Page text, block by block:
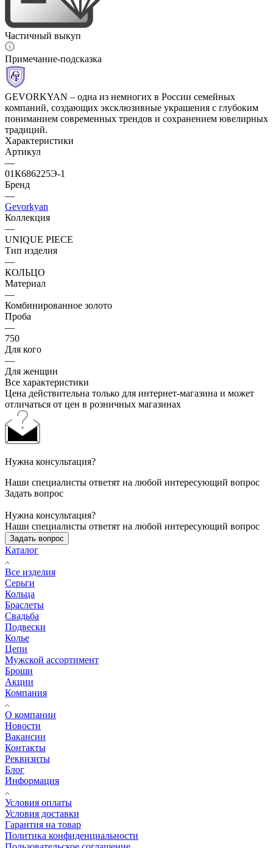
Частичный выкуп
Примечание-подсказка
GEVORKYAN – одна из немногих в России семейных
компаний, создающих эксклюзивные украшения с глубоким
пониманием современных трендов и сохранением ювелирных
традиций.
Характеристики
Артикул
—
01К686225Э-1
Бренд
—
Gevorkyan
Коллекция
—
UNIQUE PIECE
Тип изделия
—
КОЛЬЦО
Материал
—
Комбинированное золото
Проба
—
750
Для кого
—
Для женщин
Все характеристики
Цена действительна только для интернет-магазина и может
отличаться от цен в розничных магазинах
Нужна консультация?
Наши специалисты ответят на любой интересующий вопрос
Задать вопрос
Нужна консультация?
Наши специалисты ответят на любой интересующий вопрос
Задать вопрос
Каталог
Все изделия
Серьги
Кольца
Браслеты
Свадьба
Подвески
Колье
Цепи
Мужской ассортимент
Броши
Акции
Компания
О компании
Новости
Вакансии
Контакты
Реквизиты
Блог
Информация
Условия оплаты
Условия доставки
Гарантия на товар
Политика конфиденциальности